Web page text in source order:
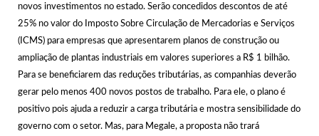
novos investimentos no estado. Serão concedidos descontos de até
25% no valor do Imposto Sobre Circulação de Mercadorias e Serviços
(ICMS) para empresas que apresentarem planos de construção ou
ampliação de plantas industriais em valores superiores a R$ 1 bilhão.
Para se beneficiarem das reduções tributárias, as companhias deverão
gerar pelo menos 400 novos postos de trabalho. Para ele, o plano é
positivo pois ajuda a reduzir a carga tributária e mostra sensibilidade do
governo com o setor. Mas, para Megale, a proposta não trará